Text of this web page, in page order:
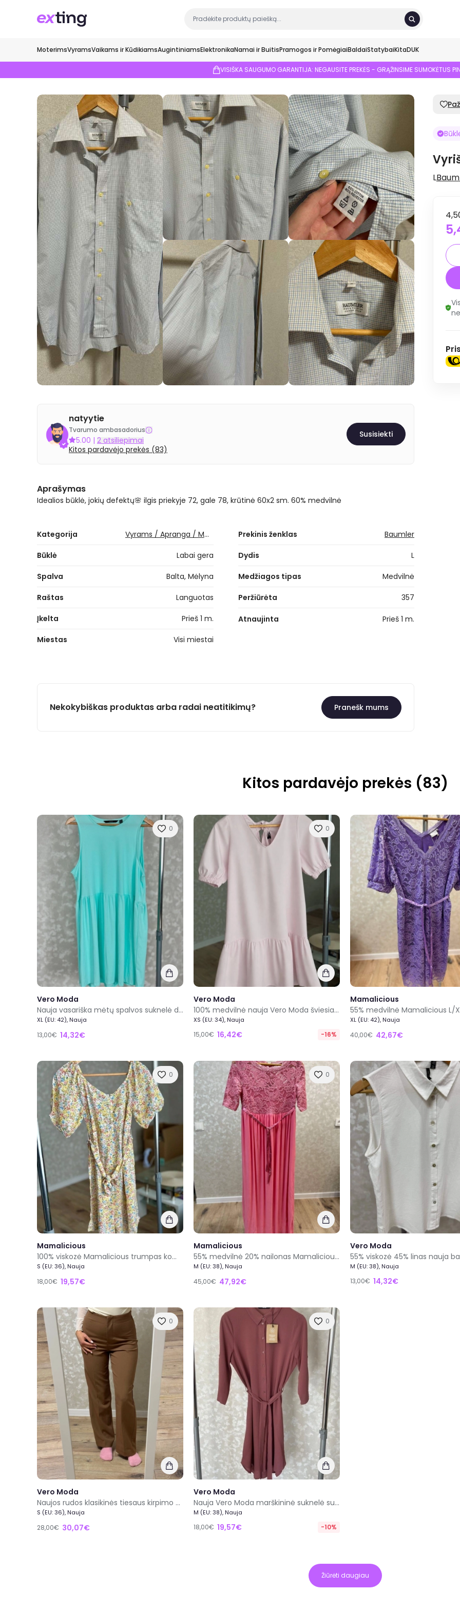
MoterimsVyramsVaikams ir KūdikiamsAugintiniamsElektronikaNamai ir BuitisPramogos ir PomėgiaiBaldaiStatybaiKitaDUK
VISIŠKA SAUGUMO GARANTIJA: NEGAUSITE PREKĖS - GRĄŽINSIME SUMOKĖTUS
L
natyytie
Tvarumo ambasadorius
5.00 | 2 atsiliepimai
Kitos pardavėjo prekės (83)
Susisiekti
Aprašymas
Idealios būklė, jokių defektų🌸 ilgis priekyje 72, gale 78, krūtinė 60x2 sm. 60% medvilnė
Kategorija Vyrams / Apranga / Marškinėliai / Marškiniai Prekinis ženklas Baumler
Būklė Labai gera Dydis L
Spalva Balta, Mėlyna Medžiagos tipas Medvilnė
Raštas Languotas Peržiūrėta 357
Įkelta Prieš 1 m. Atnaujinta Prieš 1 m.
Miestas Visi miestai
Nekokybiškas produktas arba radai neatitikimų? Pranešk mums
Kitos pardavėjo prekės (83)
0
Vero Moda
Nauja vasariška mėtų spalvos suknelė dydis XL
XL (EU: 42), Nauja
13,00€ 14,32€
0
Vero Moda
100% medvilnė nauja Vero Moda šviesiai rožinė laisvo kirpimo suknelė dydis XS
XS (EU: 34), Nauja
15,00€ 16,42€ -16%
Mamalicious
XL (EU: 42), Nauja
40,00€ 42,67€
0
Mamalicious
100% viskozė Mamalicious trumpas kombinezonas su šortais su gėlių raštu S dydis naujas
S (EU: 36), Nauja
18,00€ 19,57€
0
Mamalicious
55% medvilnė 20% nailonas Mamalicious nauja ilga rožinė vakarinė ir išleistuvių suknelė dydis M
M (EU: 38), Nauja
45,00€ 47,92€
Vero Moda
M (EU: 38), Nauja
13,00€ 14,32€
0
Vero Moda
Naujos rudos klasikinės tiesaus kirpimo kelnės S/M (34 dydis) su elastingu juosmeniu
S (EU: 36), Nauja
28,00€ 30,07€
0
Vero Moda
Nauja Vero Moda marškininė suknelė su diržu M dydis
M (EU: 38), Nauja
18,00€ 19,57€ -10%
Žiūrėti daugiau